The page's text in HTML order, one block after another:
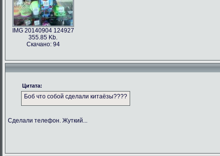
IMG 20140904 124927
355.85 Kb.
Скачано: 94
Цитата:
Боб что собой сделали китаёзы????
Сделали телефон. Жуткий...